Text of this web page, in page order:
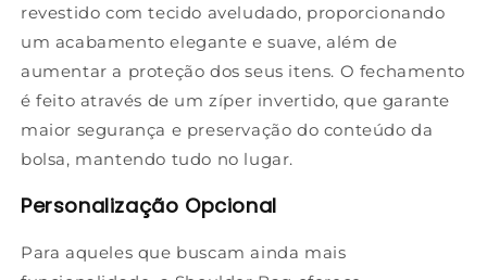
revestido com tecido aveludado, proporcionando
um acabamento elegante e suave, além de
aumentar a proteção dos seus itens. O fechamento
é feito através de um zíper invertido, que garante
maior segurança e preservação do conteúdo da
bolsa, mantendo tudo no lugar.
Personalização Opcional
Para aqueles que buscam ainda mais